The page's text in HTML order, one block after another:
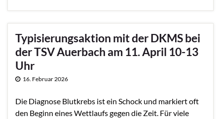
Typisierungsaktion mit der DKMS bei
der TSV Auerbach am 11. April 10-13
Uhr
16. Februar 2026
Die Diagnose Blutkrebs ist ein Schock und markiert oft
den Beginn eines Wettlaufs gegen die Zeit. Für viele